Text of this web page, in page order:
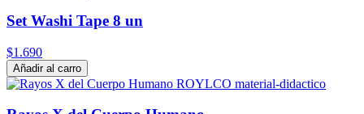
Set Washi Tape 8 un
$1.690
Añadir al carro